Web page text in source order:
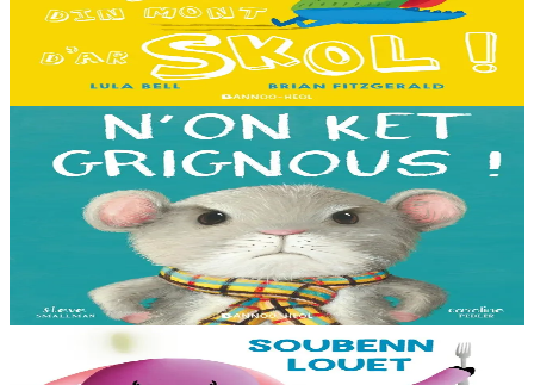
Hiziv emañ devezh skol kentañ Logodennig ha Dinosaorig. Ne fell
ket dezho mont, tamm ebet ! Pa grogo ar c'hentelioù avat e vo ur
pezh mell souezhenn....
13,00 €
3 bloaz hag ouzhpenn
Bannoù-heol
N'on ket grignous !
E penn ar c’hoad ez eus ul logodenn vihan o chom. Brudet eo
Logodennig evit bezañ grignousañ ha teodekañ logodenn ar vro. Un
deiz en em gav gant ur broc’hig...
Er stok13,00 €
3 bloaz hag ouzhpenn